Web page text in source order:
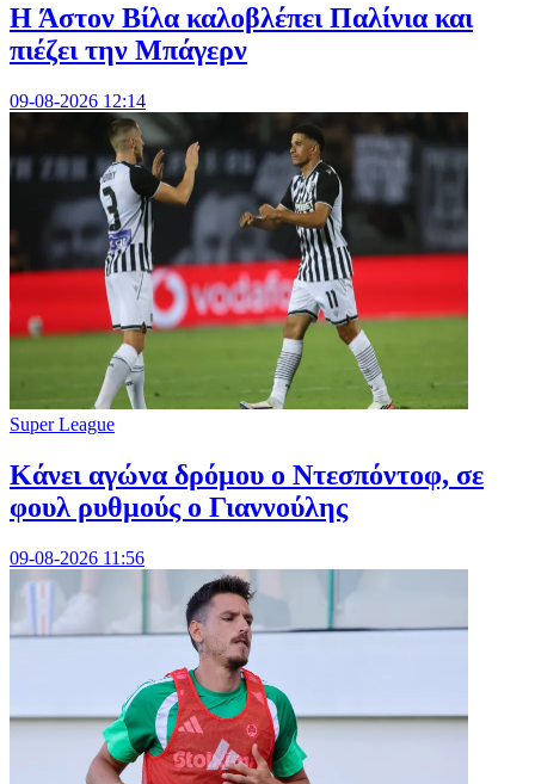
Η Άστον Βίλα καλοβλέπει Παλίνια και
πιέζει την Μπάγερν
09-08-2026 12:14
Super League
Kάνει αγώνα δρόμου ο Ντεσπόντοφ, σε
φουλ ρυθμούς ο Γιαννούλης
09-08-2026 11:56